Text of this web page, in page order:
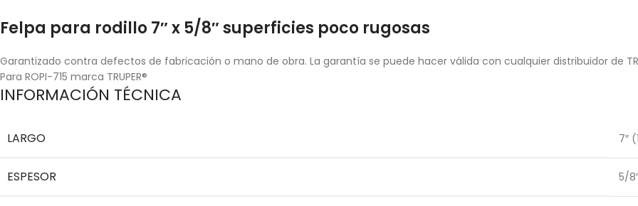
Felpa para rodillo 7″ x 5/8″ superficies poco rugosas
Garantizado contra defectos de fabricación o mano de obra. La garantía se puede hacer válida con cualquier distribuidor de
Para ROPI-715 marca TRUPER®
INFORMACIÓN TÉCNICA
LARGO 7″
ESPESOR 5/